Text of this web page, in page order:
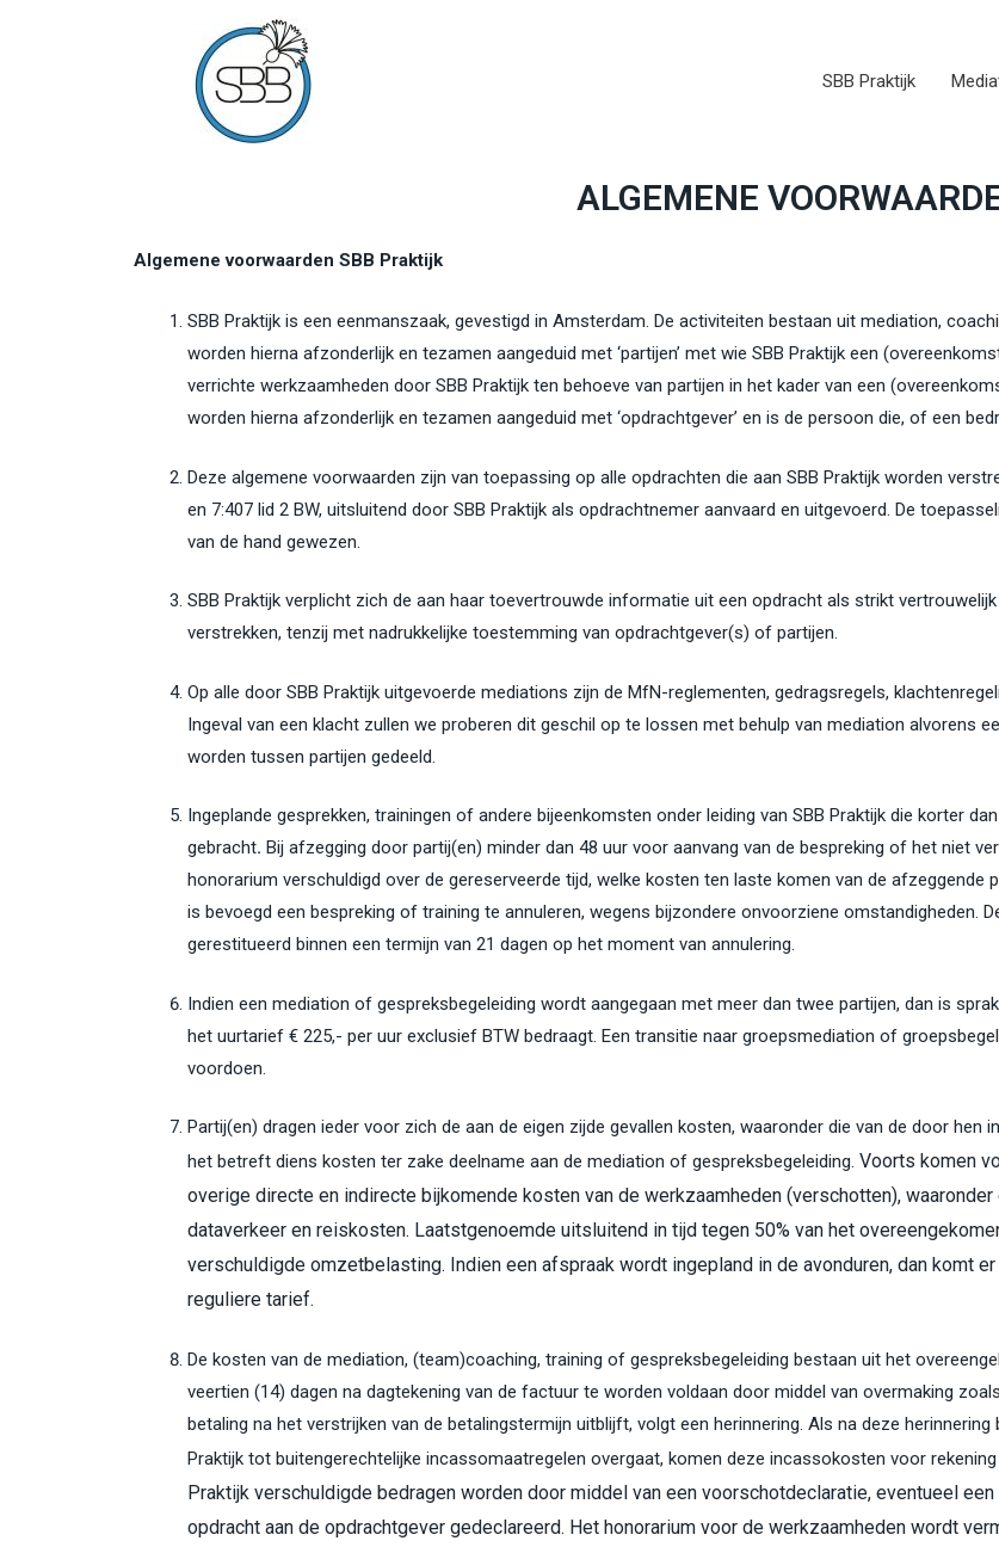
SBB Praktijk
ALGEMENE
Algemene voorwaarden SBB Praktijk
SBB Praktijk is een eenmanszaak, gevestigd in Amsterdam. De activiteiten bestaan uit mediation,
worden hierna afzonderlijk en tezamen aangeduid met ‘partijen’ met wie SBB Praktijk een
verrichte werkzaamheden door SBB Praktijk ten behoeve van partijen in het kader van een
worden hierna afzonderlijk en tezamen aangeduid met ‘opdrachtgever’ en is de persoon die, of een
Deze algemene voorwaarden zijn van toepassing op alle opdrachten die aan SBB Praktijk worden
en 7:407 lid 2 BW, uitsluitend door SBB Praktijk als opdrachtnemer aanvaard en uitgevoerd. De
van de hand gewezen.
SBB Praktijk verplicht zich de aan haar toevertrouwde informatie uit een opdracht als strikt
verstrekken, tenzij met nadrukkelijke toestemming van opdrachtgever(s) of partijen.
Op alle door SBB Praktijk uitgevoerde mediations zijn de MfN-reglementen, gedragsregels,
Ingeval van een klacht zullen we proberen dit geschil op te lossen met behulp van mediation alvorens
worden tussen partijen gedeeld.
Ingeplande gesprekken, trainingen of andere bijeenkomsten onder leiding van SBB Praktijk die korter
gebracht. Bij afzegging door partij(en) minder dan 48 uur voor aanvang van de bespreking of het niet
honorarium verschuldigd over de gereserveerde tijd, welke kosten ten laste komen van de afzeggende
is bevoegd een bespreking of training te annuleren, wegens bijzondere onvoorziene omstandigheden.
gerestitueerd binnen een termijn van 21 dagen op het moment van annulering.
Indien een mediation of gespreksbegeleiding wordt aangegaan met meer dan twee partijen, dan is
het uurtarief € 225,- per uur exclusief BTW bedraagt. Een transitie naar groepsmediation of
voordoen.
Partij(en) dragen ieder voor zich de aan de eigen zijde gevallen kosten, waaronder die van de door
het betreft diens kosten ter zake deelname aan de mediation of gespreksbegeleiding. Voorts komen
overige directe en indirecte bijkomende kosten van de werkzaamheden (verschotten),
dataverkeer en reiskosten. Laatstgenoemde uitsluitend in tijd tegen 50% van het
verschuldigde omzetbelasting. Indien een afspraak wordt ingepland in de avonduren, dan komt
reguliere tarief.
De kosten van de mediation, (team)coaching, training of gespreksbegeleiding bestaan uit het
veertien (14) dagen na dagtekening van de factuur te worden voldaan door middel van overmaking
betaling na het verstrijken van de betalingstermijn uitblijft, volgt een herinnering. Als na deze
Praktijk tot buitengerechtelijke incassomaatregelen overgaat, komen deze incassokosten voor rekening
Praktijk verschuldigde bedragen worden door middel van een voorschotdeclaratie, eventueel
opdracht aan de opdrachtgever gedeclareerd. Het honorarium voor de werkzaamheden wordt